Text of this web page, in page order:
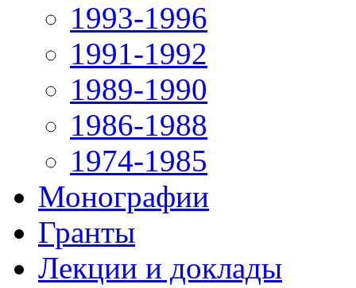
1993-1996
1991-1992
1989-1990
1986-1988
1974-1985
Монографии
Гранты
Лекции и доклады